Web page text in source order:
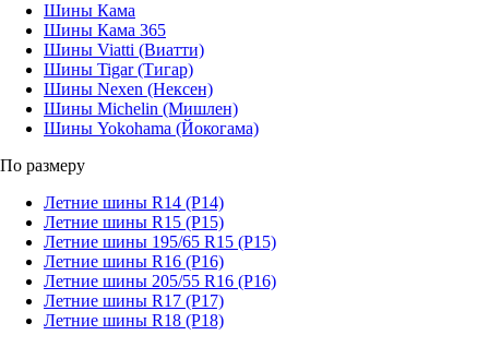
Шины Кама
Шины Кама 365
Шины Viatti (Виатти)
Шины Tigar (Тигар)
Шины Nexen (Нексен)
Шины Michelin (Мишлен)
Шины Yokohama (Йокогама)
По размеру
Летние шины R14 (Р14)
Летние шины R15 (Р15)
Летние шины 195/65 R15 (Р15)
Летние шины R16 (Р16)
Летние шины 205/55 R16 (Р16)
Летние шины R17 (Р17)
Летние шины R18 (Р18)